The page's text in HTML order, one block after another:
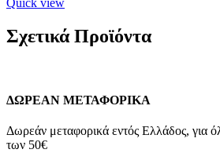
Quick view
Σχετικά Προϊόντα
ΔΩΡΕΑΝ ΜΕΤΑΦΟΡΙΚΑ
Δωρεάν μεταφορικά εντός Ελλάδος, για
των 50€